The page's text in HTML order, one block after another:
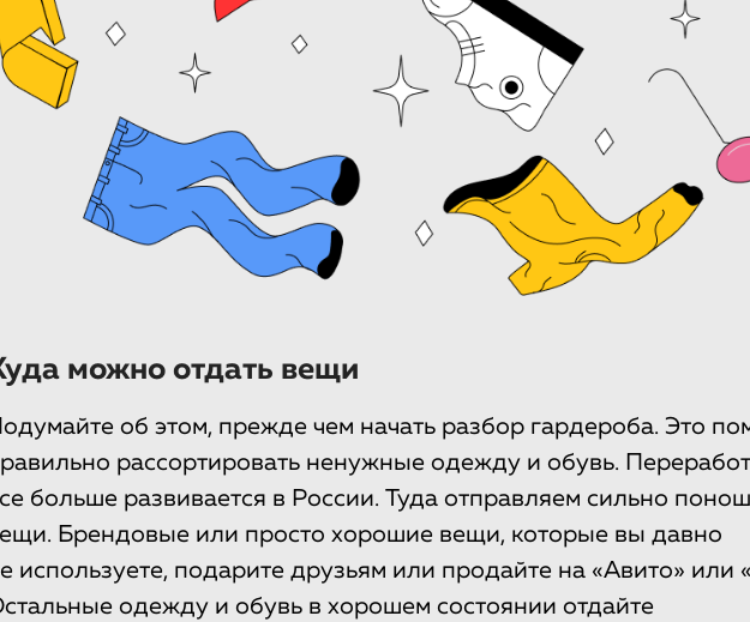
можно отдать вещи
об этом, прежде чем начать разбор гардероба. Это
рассортировать ненужные одежду и обувь.
больше развивается в России. Туда отправляем сильно
Брендовые или просто хорошие вещи, которые вы давно
используете, подарите друзьям или продайте на «Авито» или
одежду и обувь в хорошем состоянии отдайте